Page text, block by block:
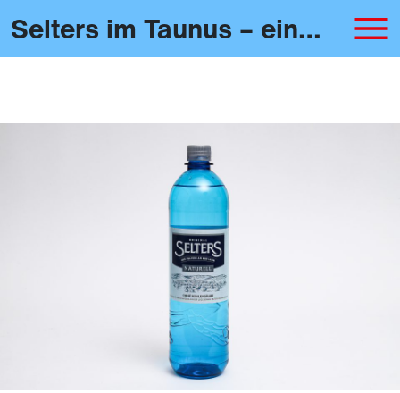
Selters im Taunus – eine Marke geht baden